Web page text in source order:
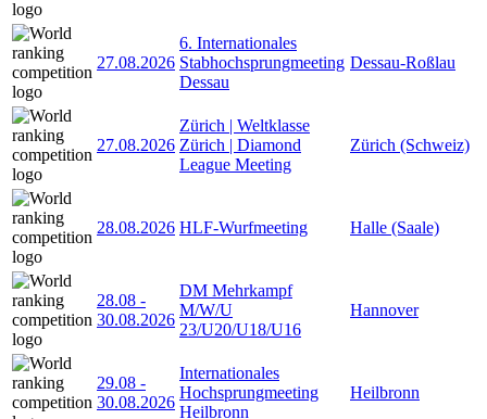
27.08.2026
6. Internationales
Stabhochsprungmeeting
Dessau
Dessau-Roßlau
27.08.2026
Zürich | Weltklasse
Zürich | Diamond
League Meeting
Zürich (Schweiz)
28.08.2026 HLF-Wurfmeeting Halle (Saale)
28.08 -
30.08.2026
DM Mehrkampf
M/W/U
23/U20/U18/U16
Hannover
29.08 -
30.08.2026
Internationales
Hochsprungmeeting
Heilbronn
Heilbronn